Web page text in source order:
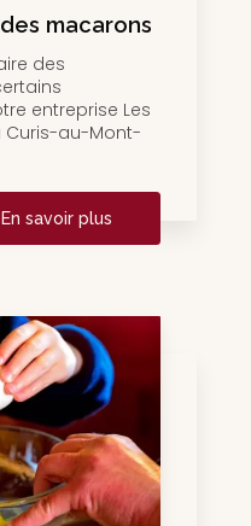
macarons
des
entreprise Les
Curis-au-Mont-
En savoir plus